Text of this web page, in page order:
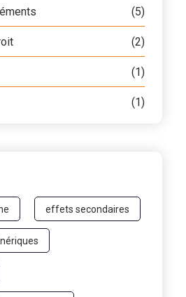
(5)
(2)
(1)
(1)
effets secondaires